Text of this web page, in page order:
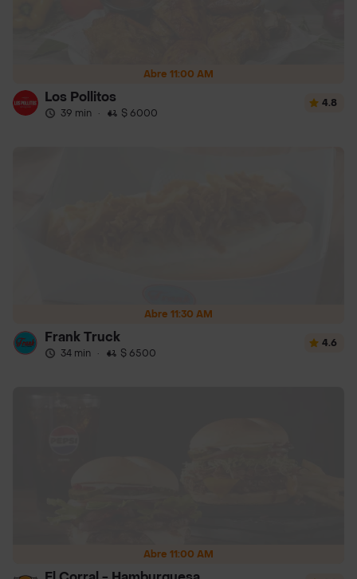
Abre 11:00 AM
Los Pollitos
39 min · $ 6000
4.8
Abre 11:30 AM
Frank Truck
34 min · $ 6500
4.6
Abre 11:00 AM